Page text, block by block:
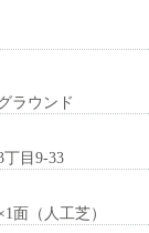
ラウンド
目9-33
面（人工芝）